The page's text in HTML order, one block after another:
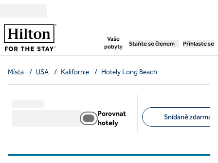
Vaše
pobyty
,otevře se nová záložka
Staňte se členem Přihlaste se
Místa / USA / Kalifornie / Hotely Long Beach
Porovnat
hotely
Snídaně zdarma